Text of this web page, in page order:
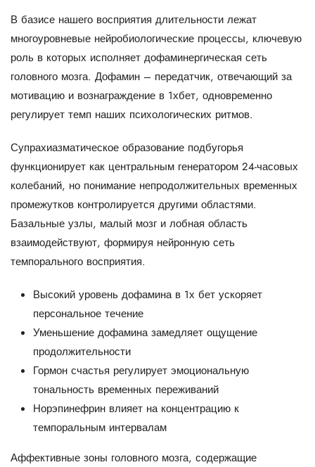
В базисе нашего восприятия длительности лежат
многоуровневые нейробиологические процессы, ключевую
роль в которых исполняет дофаминергическая сеть
головного мозга. Дофамин – передатчик, отвечающий за
мотивацию и вознаграждение в 1хбет, одновременно
регулирует темп наших психологических ритмов.
Супрахиазматическое образование подбугорья
функционирует как центральным генератором 24-часовых
колебаний, но понимание непродолжительных временных
промежутков контролируется другими областями.
Базальные узлы, малый мозг и лобная область
взаимодействуют, формируя нейронную сеть
темпорального восприятия.
Высокий уровень дофамина в 1х бет ускоряет
персональное течение
Уменьшение дофамина замедляет ощущение
продолжительности
Гормон счастья регулирует эмоциональную
тональность временных переживаний
Норэпинефрин влияет на концентрацию к
темпоральным интервалам
Аффективные зоны головного мозга, содержащие